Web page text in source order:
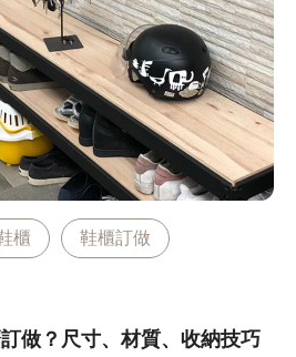
櫃 鞋櫃訂做
做？尺寸、材質、收納技巧